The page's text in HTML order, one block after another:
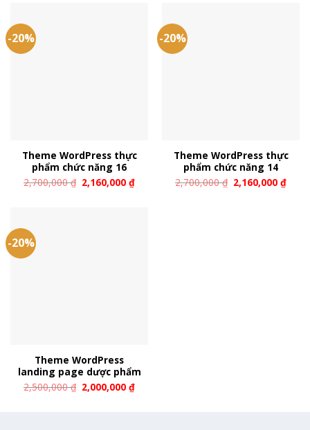
-20%
Theme WordPress thực
phẩm chức năng 16
2,700,000₫ 2,160,000₫
-20%
Theme WordPress thực
phẩm chức năng 14
2,700,000₫ 2,160,000₫
-20%
Theme WordPress
landing page dược phẩm
2,500,000₫ 2,000,000₫